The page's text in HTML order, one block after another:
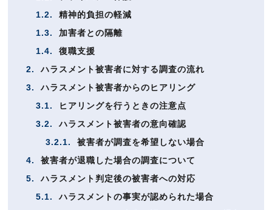
1.2.
精神的負担の軽減
1.3.
加害者との隔離
1.4.
復職支援
2.
ハラスメント被害者に対する調査の流れ
3.
ハラスメント被害者からのヒアリング
3.1.
ヒアリングを行うときの注意点
3.2.
ハラスメント被害者の意向確認
3.2.1.
被害者が調査を希望しない場合
4.
被害者が退職した場合の調査について
5.
ハラスメント判定後の被害者への対応
5.1.
ハラスメントの事実が認められた場合